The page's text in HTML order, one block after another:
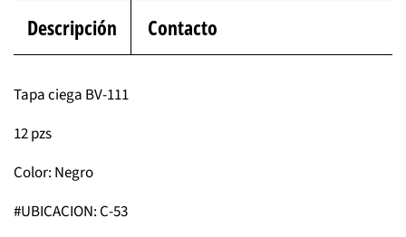
Descripción Contacto
Tapa ciega BV-111
12 pzs
Color: Negro
#UBICACION: C-53